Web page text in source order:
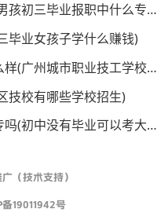
2023初三毕业男生学啥技术好(男孩初三毕业报职中什么专业好呢)
毕业女孩子学什么赚钱)
2023广州城市职业技工学校怎么样(广州城市职业技工学校学费)
技校有哪些学校招生)
2023初中没有毕业可以报考大专吗(初中没有毕业可以考大学吗)
（技术支持）
19011942号